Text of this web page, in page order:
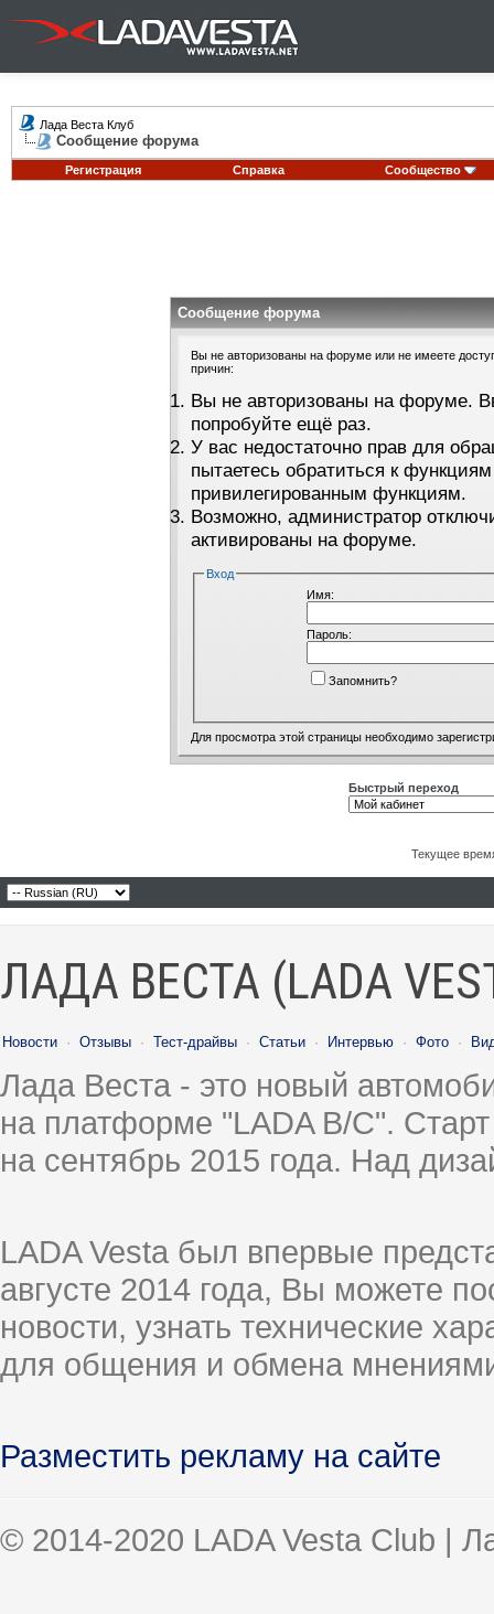
Лада Веста Клуб
Сообщение форума
Регистрация Справка Сообщество
Сообщение форума
Вы не авторизованы на форуме или не имеете
причин:
Вы не авторизованы на форуме.
попробуйте ещё раз.
У вас недостаточно прав для
пытаетесь обратиться к
привилегированным функциям.
Возможно, администратор
активированы на форуме.
Вход
Имя:
Пароль:
Запомнить?
Для просмотра этой страницы необходимо
Быстрый переход
Текущее
ЛАДА ВЕСТА (LADA
Новости · Отзывы · Тест-драйвы · Статьи · Интервью · Фото ·
Лада Веста - это новый
на платформе "LADA B/C".
на сентябрь 2015 года. Над
LADA Vesta был впервые
августе 2014 года, Вы можете
новости, узнать технические
для общения и обмена
Разместить рекламу на сайте
© 2014-2020 LADA Vesta Club |